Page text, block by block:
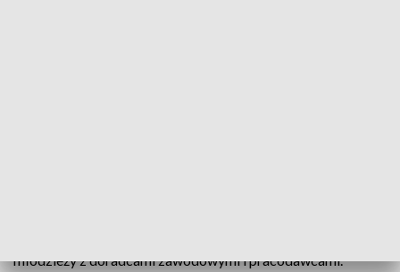
młodzieży z doradcami zawodowymi i pracodawcami.